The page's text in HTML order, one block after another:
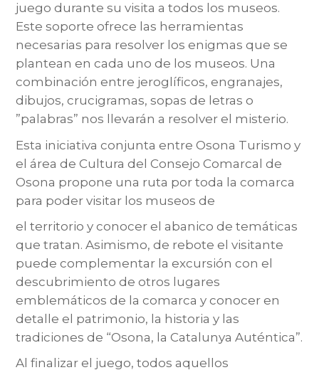
juego durante su visita a todos los museos.
Este soporte ofrece las herramientas
necesarias para resolver los enigmas que se
plantean en cada uno de los museos. Una
combinación entre jeroglíficos, engranajes,
dibujos, crucigramas, sopas de letras o
”palabras” nos llevarán a resolver el misterio.
Esta iniciativa conjunta entre Osona Turismo y
el área de Cultura del Consejo Comarcal de
Osona propone una ruta por toda la comarca
para poder visitar los museos de
el territorio y conocer el abanico de temáticas
que tratan. Asimismo, de rebote el visitante
puede complementar la excursión con el
descubrimiento de otros lugares
emblemáticos de la comarca y conocer en
detalle el patrimonio, la historia y las
tradiciones de “Osona, la Catalunya Auténtica”.
Al finalizar el juego, todos aquellos